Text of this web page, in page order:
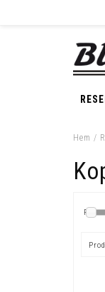
Hem /
Pris